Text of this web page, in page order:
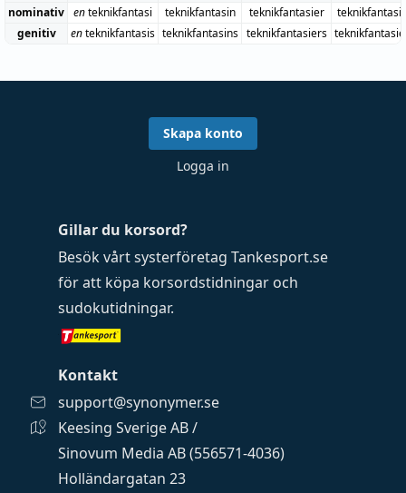
nominativ enteknikfantasi teknikfantasin teknikfantasier
genitiv
enteknikfantasis teknikfantasins teknikfantasiers
Gillar du korsord?
Besök vårt systerföretag Tankesport.se
för att köpa korsordstidningar och
sudokutidningar.
Kontakt
support@synonymer.se
Keesing Sverige AB /
Sinovum Media AB (556571-4036)
Holländargatan 23
Skapa konto
Logga in